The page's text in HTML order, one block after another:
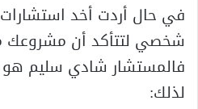
في حال أردت أخد
شخصي لتتأكد أن
فالمستشار شادي سليم هو
لذلك: